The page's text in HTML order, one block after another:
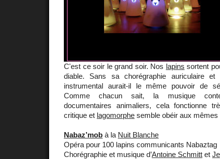
C'est ce soir le grand soir. Nos lapins sortent
diable. Sans sa chorégraphie auriculaire et
instrumental aurait-il le même pouvoir de
Comme chacun sait, la musique
documentaires animaliers, cela fonctionne
critique et lagomorphe semble obéir aux
Nabaz’mob à la Nuit Blanche
Opéra pour 100 lapins communicants Nabaztag
Chorégraphie et musique d’Antoine Schmitt et